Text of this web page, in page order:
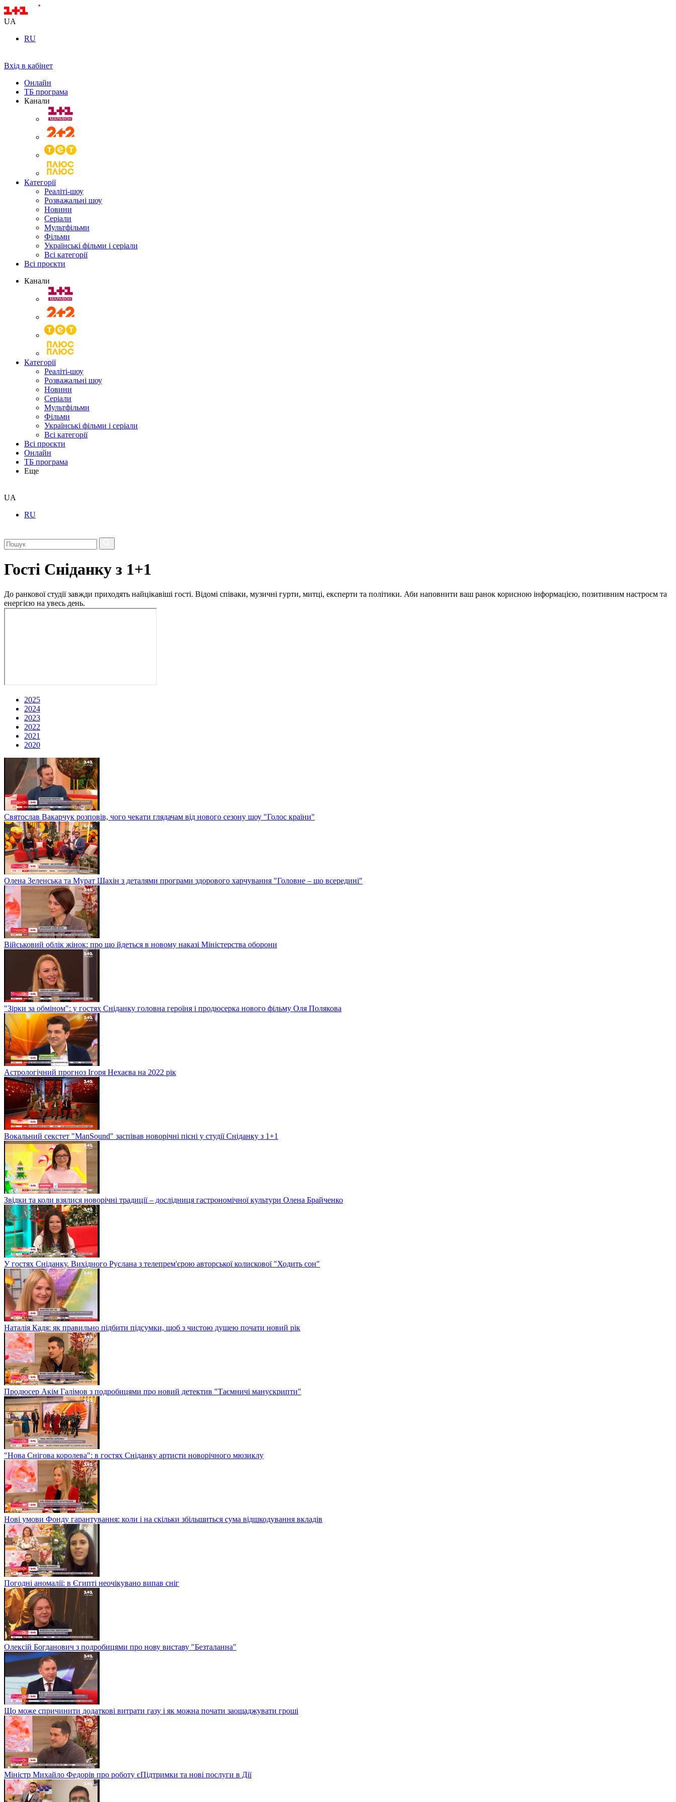
UA
RU
Вхід в кабінет
Онлайн
ТБ програма
Канали
Категорії
Реаліті-шоу
Розважальні шоу
Новини
Серіали
Мультфільми
Фільми
Українські фільми і серіали
Всі категорії
Всі проєкти
Канали
Категорії
Реаліті-шоу
Розважальні шоу
Новини
Серіали
Мультфільми
Фільми
Українські фільми і серіали
Всі категорії
Всі проєкти
Онлайн
ТБ програма
Еще
UA
RU
Гості Сніданку з 1+1
До ранкової студії завжди приходять найцікавіші гості. Відомі співаки, музичні гурти, митці, експерти та політики. Аби наповнити ваш ранок корисною інформацією, позитивним настроєм та
енергією на увесь день.
2025
2024
2023
2022
2021
2020
Святослав Вакарчук розповів, чого чекати глядачам від нового сезону шоу "Голос країни"
Олена Зеленська та Мурат Шахін з деталями програми здорового харчування "Головне – що всередині"
Військовий облік жінок: про що йдеться в новому наказі Міністерства оборони
"Зірки за обміном": у гостях Сніданку головна героїня і продюсерка нового фільму Оля Полякова
Астрологічний прогноз Ігоря Нехаєва на 2022 рік
Вокальний секстет "ManSound" заспівав новорічні пісні у студії Сніданку з 1+1
Звідки та коли взялися новорічні традиції – дослідниця гастрономічної культури Олена Брайченко
У гостях Сніданку. Вихідного Руслана з телепрем'єрою авторської колискової "Ходить сон"
Наталія Кадя: як правильно підбити підсумки, щоб з чистою душею почати новий рік
Продюсер Акім Галімов з подробицями про новий детектив "Таємничі манускрипти"
"Нова Снігова королева": в гостях Сніданку артисти новорічного мюзиклу
Нові умови Фонду гарантування: коли і на скільки збільшиться сума відшкодування вкладів
Погодні аномалії: в Єгипті неочікувано випав сніг
Олексій Богданович з подробицями про нову виставу "Безталанна"
Що може спричинити додаткові витрати газу і як можна почати заощаджувати гроші
Міністр Михайло Федорів про роботу єПідтримки та нові послуги в Дії